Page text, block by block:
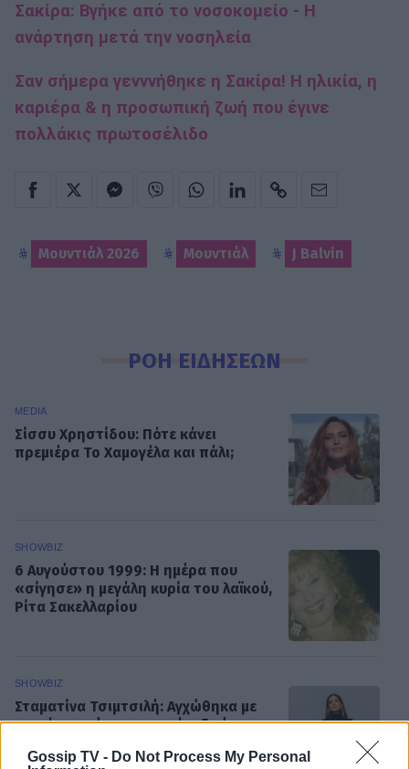
Gossip TV - Do Not Process My Personal
Σακίρα: Βγήκε από το νοσοκομείο - Η
ανάρτηση μετά την νοσηλεία
Σαν σήμερα γενννήθηκε η Σακίρα! Η ηλικία, η
καριέρα & η προσωπική ζωή που έγινε
πολλάκις πρωτοσέλιδο
Μουντιάλ 2026 Μουντιάλ J Balvin
ΡΟΗ ΕΙΔΗΣΕΩΝ
MEDIA
Σίσσυ Χρηστίδου: Πότε κάνει
πρεμιέρα Το Χαμογέλα και πάλι;
SHOWBIZ
6 Αυγούστου 1999: Η ημέρα που
«σίγησε» η μεγάλη κυρία του λαϊκού,
Ρίτα Σακελλαρίου
SHOWBIZ
Σταματίνα Τσιμτσιλή: Αγχώθηκα με
το πόσο γρήγορα περνά η ζωή